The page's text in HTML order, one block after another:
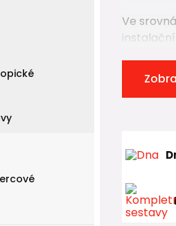
Ve
Axedo
Díky
výkonu